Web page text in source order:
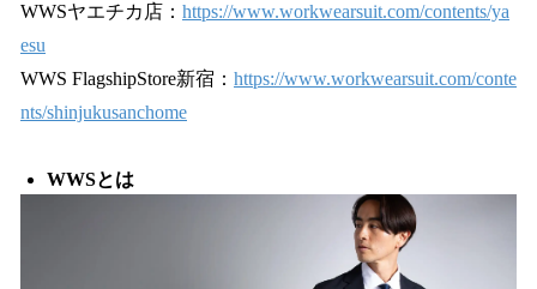
WWSヤエチカ店： https://www.workwearsuit.com/contents/ya
esu
WWS FlagshipStore新宿： https://www.workwearsuit.com/conte
nts/shinjukusanchome
WWSとは